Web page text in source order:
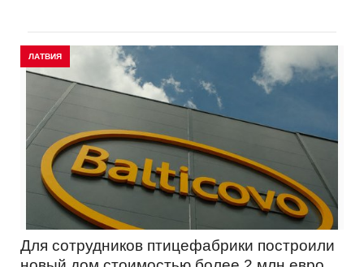
ЛАТВИЯ
Для сотрудников птицефабрики построили